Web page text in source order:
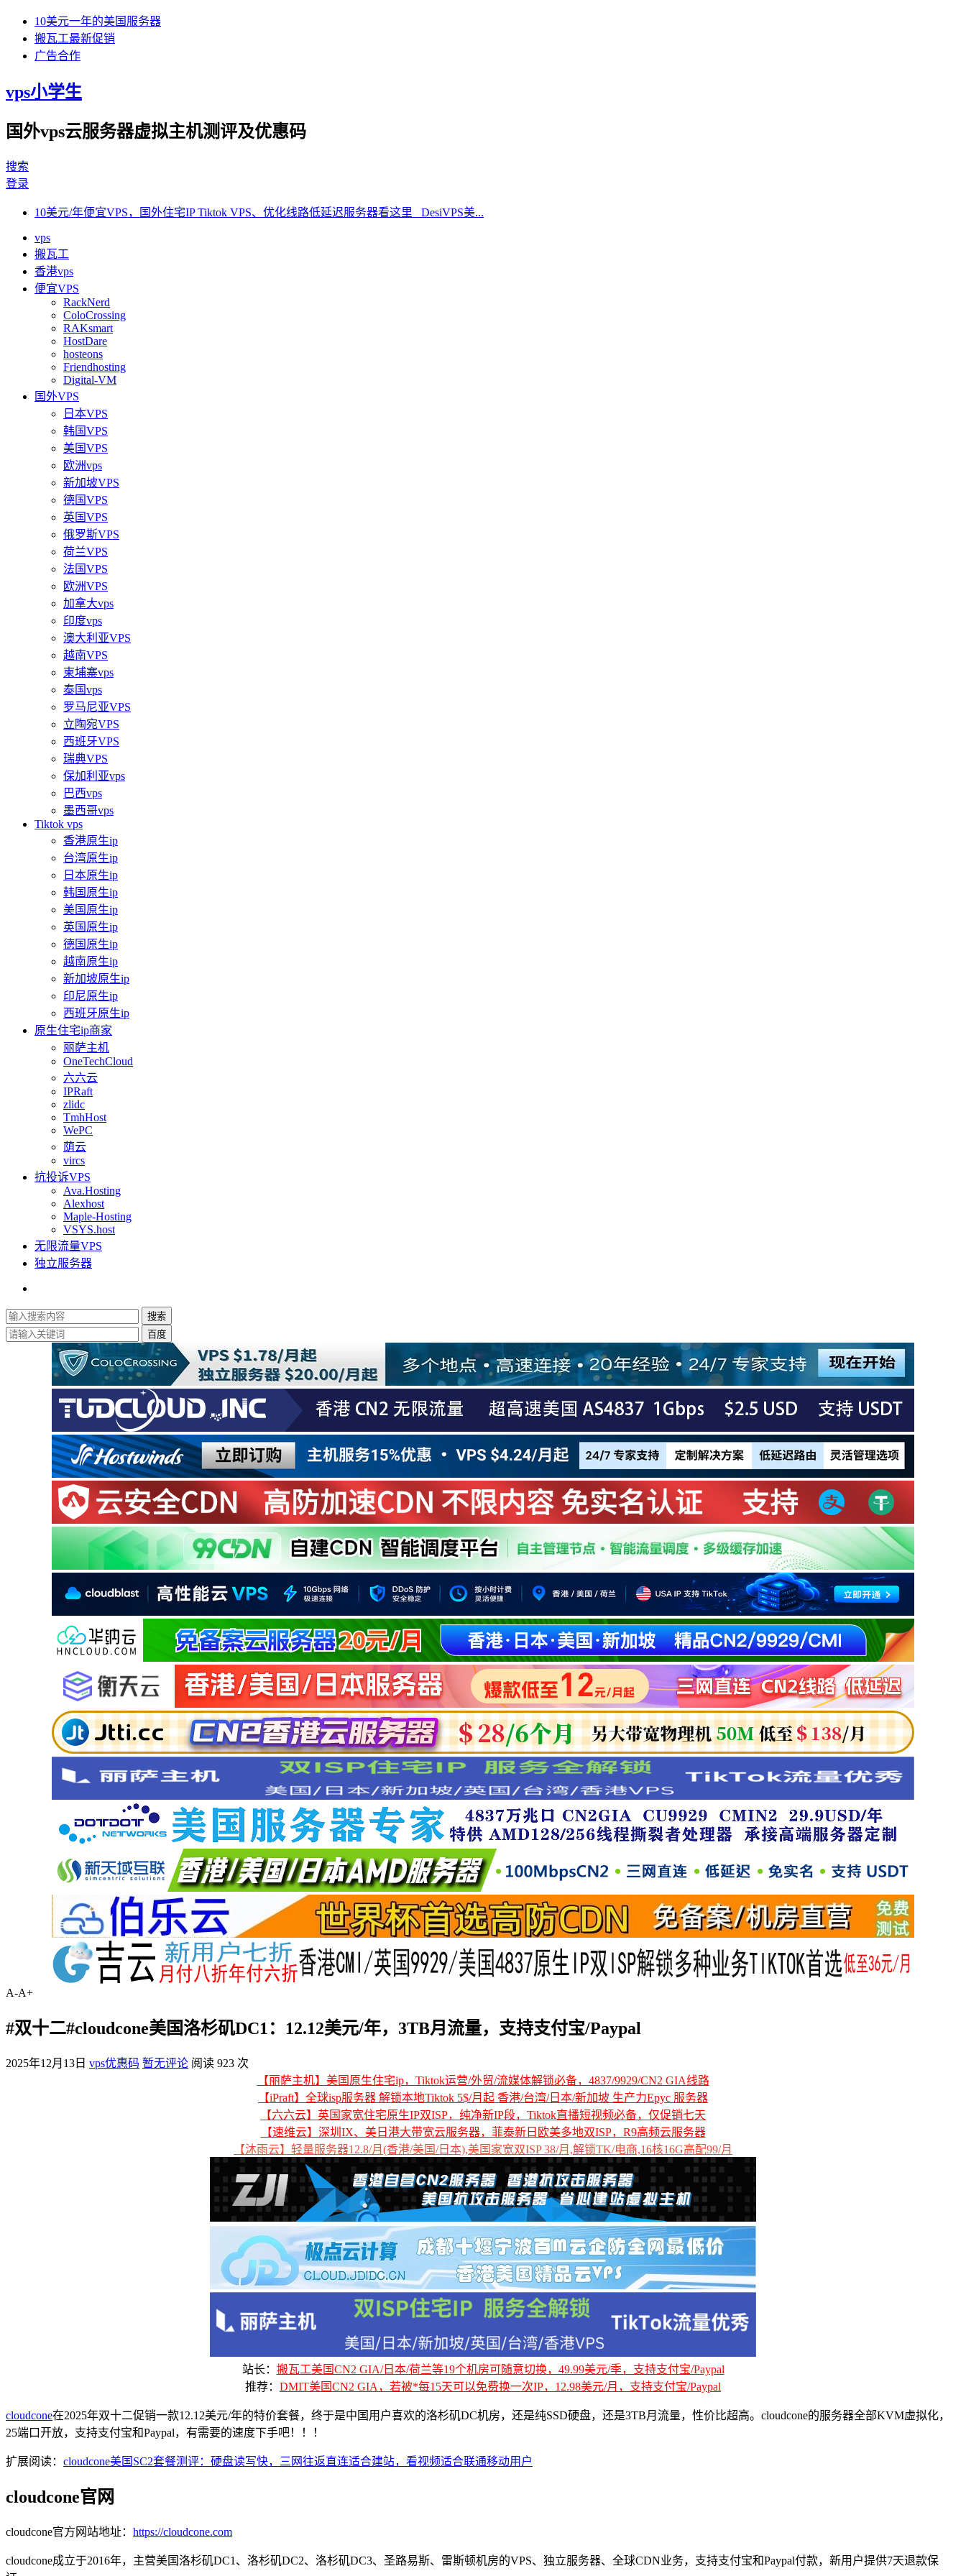
10美元一年的美国服务器
搬瓦工最新促销
广告合作
vps小学生
国外vps云服务器虚拟主机测评及优惠码
搜索
登录
10美元/年便宜VPS，国外住宅IP Tiktok VPS、优化线路低延迟服务器看这里 DesiVPS美...
vps
搬瓦工
香港vps
便宜VPS
RackNerd
ColoCrossing
RAKsmart
HostDare
hosteons
Friendhosting
Digital-VM
国外VPS
日本VPS
韩国VPS
美国VPS
欧洲vps
新加坡VPS
德国VPS
英国VPS
俄罗斯VPS
荷兰VPS
法国VPS
欧洲VPS
加拿大vps
印度vps
澳大利亚VPS
越南VPS
柬埔寨vps
泰国vps
罗马尼亚VPS
立陶宛VPS
西班牙VPS
瑞典VPS
保加利亚vps
巴西vps
墨西哥vps
Tiktok vps
香港原生ip
台湾原生ip
日本原生ip
韩国原生ip
美国原生ip
英国原生ip
德国原生ip
越南原生ip
新加坡原生ip
印尼原生ip
西班牙原生ip
原生住宅ip商家
丽萨主机
OneTechCloud
六六云
IPRaft
zlidc
TmhHost
WePC
荫云
vircs
抗投诉VPS
Ava.Hosting
Alexhost
Maple-Hosting
VSYS.host
无限流量VPS
独立服务器
A-A+
#双十二#cloudcone美国洛杉矶DC1：12.12美元/年，3TB月流量，支持支付宝/Paypal
2025年12月13日 vps优惠码 暂无评论 阅读 923 次
【丽萨主机】美国原生住宅ip，Tiktok运营/外贸/流媒体解锁必备，4837/9929/CN2 GIA线路
【iPraft】全球isp服务器 解锁本地Tiktok 5$/月起 香港/台湾/日本/新加坡 生产力Epyc 服务器
【六六云】英国家宽住宅原生IP双ISP，纯净新IP段，Tiktok直播短视频必备，仅促销七天
【速维云】深圳IX、美日港大带宽云服务器，菲泰新日欧美多地双ISP，R9高频云服务器
【沐雨云】轻量服务器12.8/月(香港/美国/日本),美国家宽双ISP 38/月,解锁TK/电商,16核16G高配99/月
站长： 搬瓦工美国CN2 GIA/日本/荷兰等19个机房可随意切换，49.99美元/季，支持支付宝/Paypal
推荐： DMIT美国CN2 GIA，若被*每15天可以免费换一次IP，12.98美元/月，支持支付宝/Paypal
cloudcone在2025年双十二促销一款12.12美元/年的特价套餐，终于是中国用户喜欢的洛杉矶DC机房，还是纯SSD硬盘，还是3TB月流量，性价比超高。cloudcone的服务器全部KVM虚拟化，
25端口开放，支持支付宝和Paypal，有需要的速度下手吧！！！
扩展阅读： cloudcone美国SC2套餐测评：硬盘读写快，三网往返直连适合建站，看视频适合联通移动用户
cloudcone官网
cloudcone官方网站地址： https://cloudcone.com
cloudcone成立于2016年，主营美国洛杉矶DC1、洛杉矶DC2、洛杉矶DC3、圣路易斯、雷斯顿机房的VPS、独立服务器、全球CDN业务，支持支付宝和Paypal付款，新用户提供7天退款保